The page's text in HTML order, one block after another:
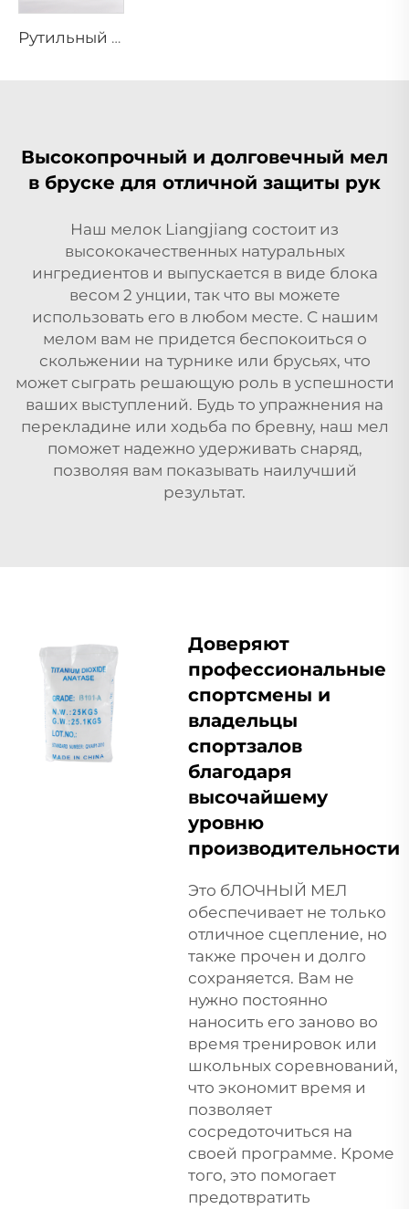
Рутильный диоксид титана R944 (универсальный сорт)
Высокопрочный и долговечный мел
в бруске для отличной защиты рук
Наш мелок Liangjiang состоит из
высококачественных натуральных
ингредиентов и выпускается в виде блока
весом 2 унции, так что вы можете
использовать его в любом месте. С нашим
мелом вам не придется беспокоиться о
скольжении на турнике или брусьях, что
может сыграть решающую роль в успешности
ваших выступлений. Будь то упражнения на
перекладине или ходьба по бревну, наш мел
поможет надежно удерживать снаряд,
позволяя вам показывать наилучший
результат.
Доверяют
профессиональные
спортсмены и
владельцы
спортзалов
благодаря
высочайшему
уровню
производительности
Это бЛОЧНЫЙ МЕЛ
обеспечивает не только
отличное сцепление, но
также прочен и долго
сохраняется. Вам не
нужно постоянно
наносить его заново во
время тренировок или
школьных соревнований,
что экономит время и
позволяет
сосредоточиться на
своей программе. Кроме
того, это помогает
предотвратить